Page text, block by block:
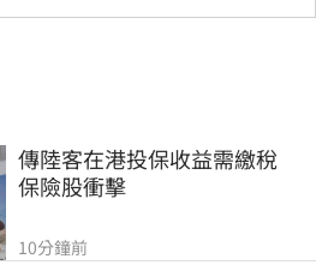
傳陸客在港投保收益需繳稅
保險股衝擊
10分鐘前